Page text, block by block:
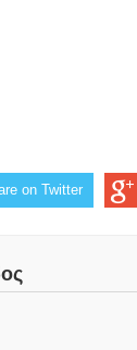
on Twitter